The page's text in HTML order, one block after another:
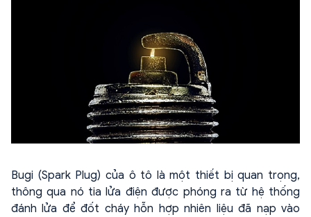
Bugi (Spark Plug) của ô tô là một thiết bị quan trọng,
thông qua nó tia lửa điện được phóng ra từ hệ thống
đánh lửa để đốt cháy hỗn hợp nhiên liệu đã nạp vào